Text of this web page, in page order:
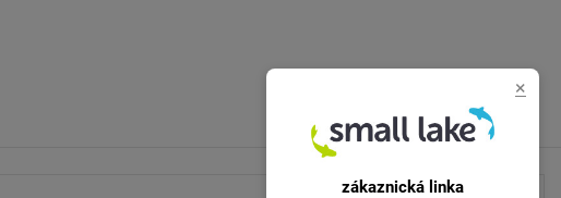
×
zákaznická linka